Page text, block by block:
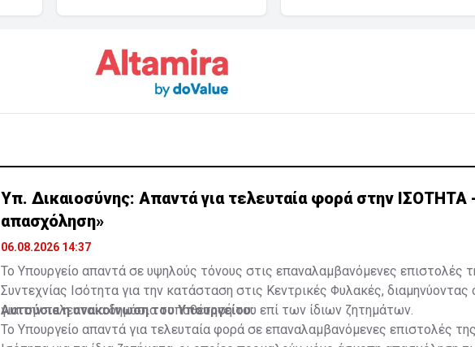
Υπ. Δικαιοσύνης: Απαντά για τελευταία φορά στην
απασχόληση»
06.08.2026 14:37
Το Υπουργείο απαντά σε υψηλούς τόνους στις επαναλαμβανόμενες επιστολές
Συντεχνίας Ισότητα για την κατάσταση στις Κεντρικές Φυλακές, διαμηνύοντας
για την τελευταία δημόσια τοποθέτησή του επί των ίδιων ζητημάτων.
Αυτούσια η ανακοίνωση του Υπουργείου:
Το Υπουργείο απαντά για τελευταία φορά σε επαναλαμβανόμενες επιστολές